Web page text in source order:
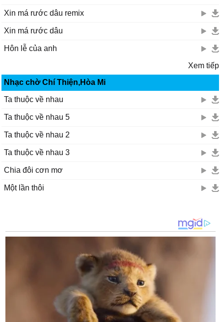
Xin má rước dâu remix
Xin má rước dâu
Hôn lễ của anh
Xem tiếp
Nhạc chờ Chí Thiện,Hòa Mi
Ta thuộc về nhau
Ta thuộc về nhau 5
Ta thuộc về nhau 2
Ta thuộc về nhau 3
Chia đôi cơn mơ
Một lần thôi